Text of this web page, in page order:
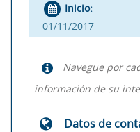
Inicio:
01/11/2017
Navegue por
información de su
Datos de